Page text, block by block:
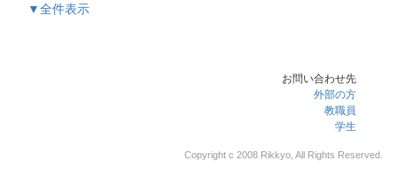
▼全件表示
お問い合わせ先
外部の方
教職員
学生
Copyright c 2008 Rikkyo, All Rights Reserved.